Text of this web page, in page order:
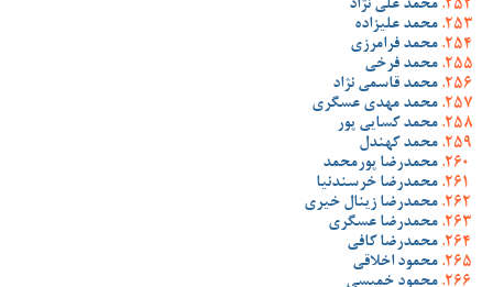
محمد علی نژاد
محمد علیزاده
محمد فرامرزی
محمد فرخی
محمد قاسمی نژاد
محمد مهدی عسگری
محمد کسایی پور
محمد کهندل
محمدرضا پورمحمد
محمدرضا خرسندنیا
محمدرضا زینال خیری
محمدرضا عسگری
محمدرضا کافی
محمود اخلاقی
محمود خمیسی